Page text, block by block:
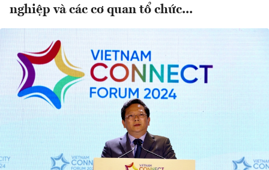
nghiệp và các cơ quan tổ chức...